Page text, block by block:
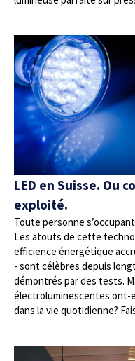
LED en Suisse. Ou
exploité.
Toute personne
Les atouts de cette
efficience énergétique
- sont célèbres depuis
démontrés par des tests.
électroluminescentes ont-
dans la vie quotidienne?